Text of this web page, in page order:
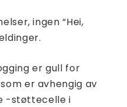
ingen “Hei,
er gull for
er avhengig av
-støttecelle i